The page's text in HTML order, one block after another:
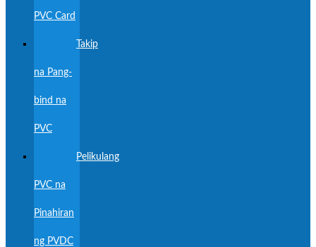
PVC Card
Takip
na Pang-
bind na
PVC
Pelikulang
PVC na
Pinahiran
ng PVDC